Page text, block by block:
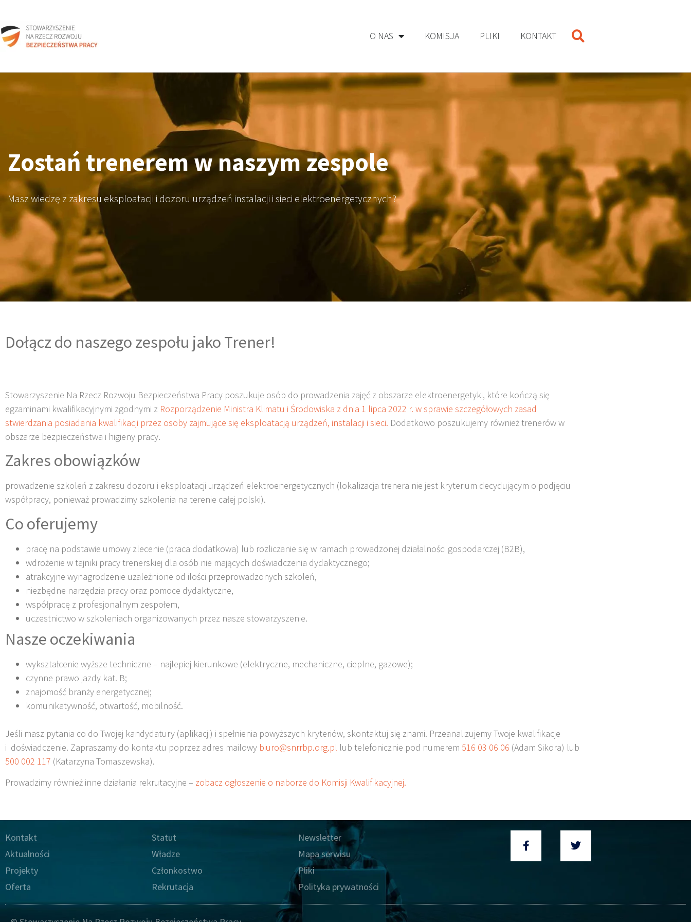
O NAS KOMISJA PLIKI KONTAKT
Zostań trenerem w naszym zespole
Masz wiedzę z zakresu eksploatacji i dozoru urządzeń instalacji i sieci elektroenergetycznych?
Dołącz do naszego zespołu jako Trener!
Stowarzyszenie Na Rzecz Rozwoju Bezpieczeństwa Pracy poszukuje osób do prowadzenia zajęć z obszarze elektroenergetyki, które kończą się
egzaminami kwalifikacyjnymi zgodnymi z Rozporządzenie Ministra Klimatu i Środowiska z dnia 1 lipca 2022 r. w sprawie szczegółowych zasad
stwierdzania posiadania kwalifikacji przez osoby zajmujące się eksploatacją urządzeń, instalacji i sieci. Dodatkowo poszukujemy również trenerów w
obszarze bezpieczeństwa i higieny pracy.
Zakres obowiązków
prowadzenie szkoleń z zakresu dozoru i eksploatacji urządzeń elektroenergetycznych (lokalizacja trenera nie jest kryterium decydującym o podjęciu
współpracy, ponieważ prowadzimy szkolenia na terenie całej polski).
Co oferujemy
pracę na podstawie umowy zlecenie (praca dodatkowa) lub rozliczanie się w ramach prowadzonej działalności gospodarczej (B2B),
wdrożenie w tajniki pracy trenerskiej dla osób nie mających doświadczenia dydaktycznego;
atrakcyjne wynagrodzenie uzależnione od ilości przeprowadzonych szkoleń,
niezbędne narzędzia pracy oraz pomoce dydaktyczne,
współpracę z profesjonalnym zespołem,
uczestnictwo w szkoleniach organizowanych przez nasze stowarzyszenie.
Nasze oczekiwania
wykształcenie wyższe techniczne – najlepiej kierunkowe (elektryczne, mechaniczne, cieplne, gazowe);
czynne prawo jazdy kat. B;
znajomość branży energetycznej;
komunikatywność, otwartość, mobilność.
Jeśli masz pytania co do Twojej kandydatury (aplikacji) i spełnienia powyższych kryteriów, skontaktuj się znami. Przeanalizujemy Twoje kwalifikacje
i doświadczenie. Zapraszamy do kontaktu poprzez adres mailowy biuro@snrrbp.org.pl lub telefonicznie pod numerem 516 03 06 06 (Adam Sikora) lub
500 002 117 (Katarzyna Tomaszewska).
Prowadzimy również inne działania rekrutacyjne – zobacz ogłoszenie o naborze do Komisji Kwalifikacyjnej.
Kontakt
Aktualności
Projekty
Oferta
Statut
Władze
Członkostwo
Rekrutacja
Newsletter
Mapa serwisu
Pliki
Polityka prywatności